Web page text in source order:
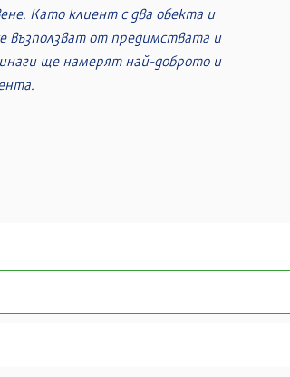
евтино от електричеството.